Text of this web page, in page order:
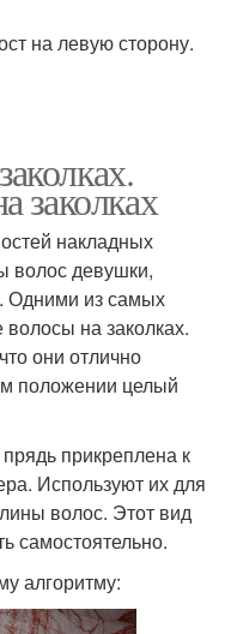
на левую сторону.
заколках
накладных
волос девушки,
Одними из самых
на заколках.
они отлично
положении целый
прикреплена к
Используют их для
волос. Этот вид
самостоятельно.
алгоритму: